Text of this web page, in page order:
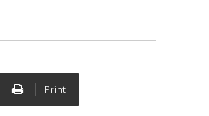
Print